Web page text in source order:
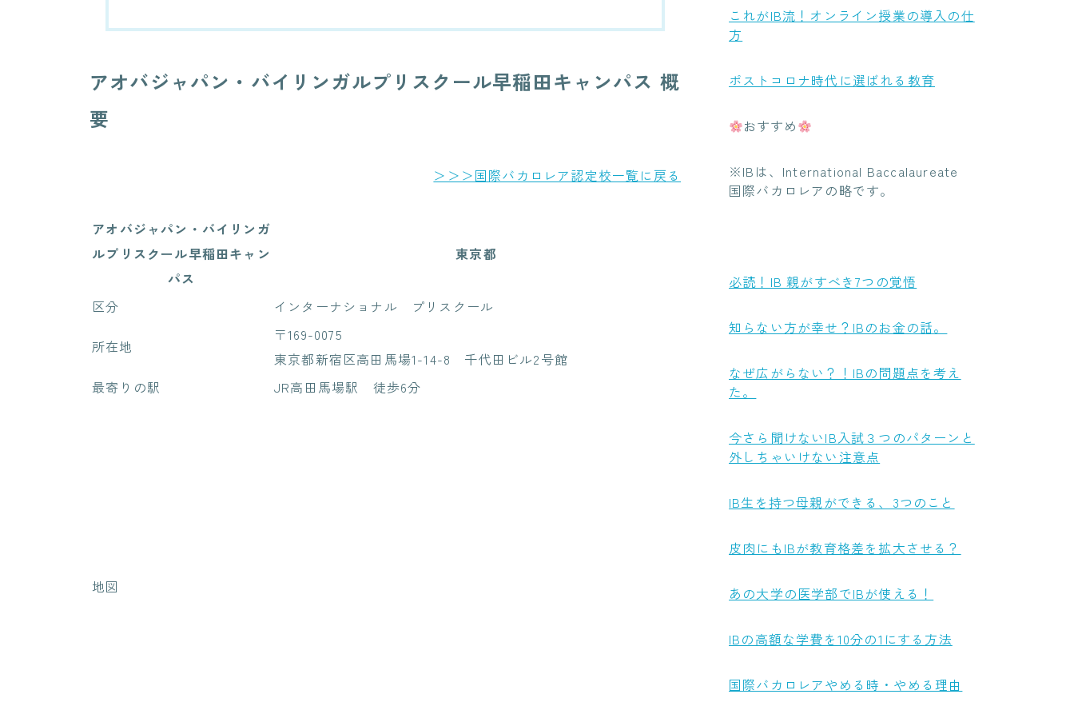
アオバジャパン・バイリンガルプリスクール早稲田キャンパス 概
要
＞＞＞国際バカロレア認定校一覧に戻る
アオバジャパン・バイリンガ
ルプリスクール早稲田キャン
パス
東京都
区分 インターナショナル プリスクール
所在地
〒169-0075
東京都新宿区高田馬場1-14-8 千代田ビル2号館
最寄りの駅
JR高田馬場駅 徒歩6分
地図
これがIB流！オンライン授業の導入の仕
方
ポストコロナ時代に選ばれる教育
おすすめ
※IBは、International Baccalaureate
国際バカロレア の略です。
必読！IB 親がすべき7つの覚悟
知らない方が幸せ？IBのお金の話。
なぜ広がらない？！IBの問題点を考え
た。
今さら聞けないIB入試３つのパターンと
外しちゃいけない注意点
IB生を持つ母親ができる、3つのこと
皮肉にもIBが教育格差を拡大させる？
あの大学の医学部でIBが使える！
IBの高額な学費を10分の1にする方法
国際バカロレアやめる時・やめる理由